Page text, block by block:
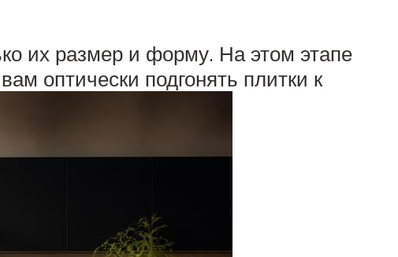
их размер и форму. На этом этапе
оптически подгонять плитки к